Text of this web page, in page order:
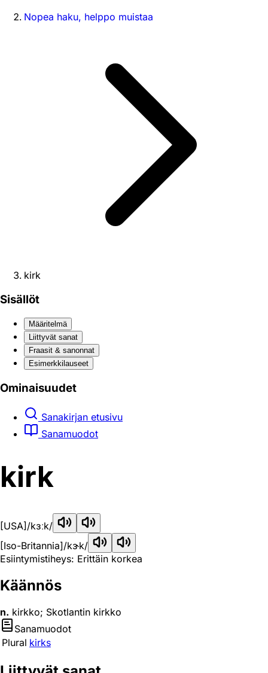
Nopea haku, helppo muistaa
kirk
Sisällöt
Määritelmä
Liittyvät sanat
Fraasit & sanonnat
Esimerkkilauseet
Ominaisuudet
Sanakirjan etusivu
Sanamuodot
kirk
[USA] /kɜːk/
[Iso-Britannia]/kɝk/
Esiintymistiheys: Erittäin korkea
Käännös
n. kirkko; Skotlantin kirkko
Sanamuodot
Plural kirks